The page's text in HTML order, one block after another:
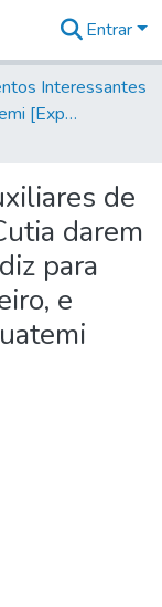
Entrar
Interessantes
Volume 08 - Iguatemi [Expedições para proteção e sustento]
de
darem
para
e